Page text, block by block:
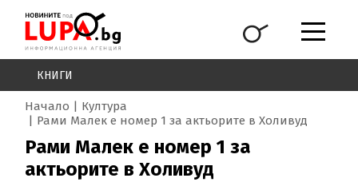
КНИГИ
Начало
Култура
Рами Малек е номер 1 за актьорите в Холивуд
Рами Малек е номер 1 за
актьорите в Холивуд